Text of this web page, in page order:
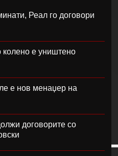
Реал го договори
колено е уништено
е нов менаџер на
договорите со